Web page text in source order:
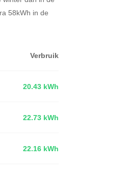
58kWh in de
Verbruik
20.43 kWh
22.73 kWh
22.16 kWh